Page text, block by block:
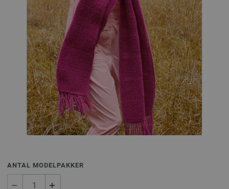
ANTAL MODELPAKKER